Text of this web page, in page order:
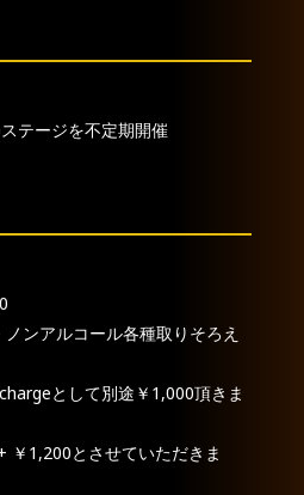
テージを不定期開催
ンアルコール各種取りそろえ
として別途￥1,000頂きま
1,200とさせていただきま